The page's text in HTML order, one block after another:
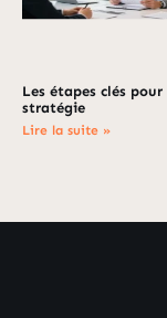
Les étapes clés
stratégie
Lire la suite »